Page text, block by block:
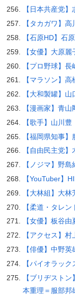
【日本共産党】
【タカガワ】高
【石原HD】石
【女優】大原麗
【プロ野球】長
【マラソン】高
【大和製罐】
【漫画家】青山
【歌手】山川豊
【福岡県知事
【自由民主党】
【ノジマ】野
【YouTuber】
【大林組】大
【柔道・タレ
【女優】板谷由
【アクセス】村
【俳優】中野
【パイオラッ
【ブリヂスト
本重理＝服部邦